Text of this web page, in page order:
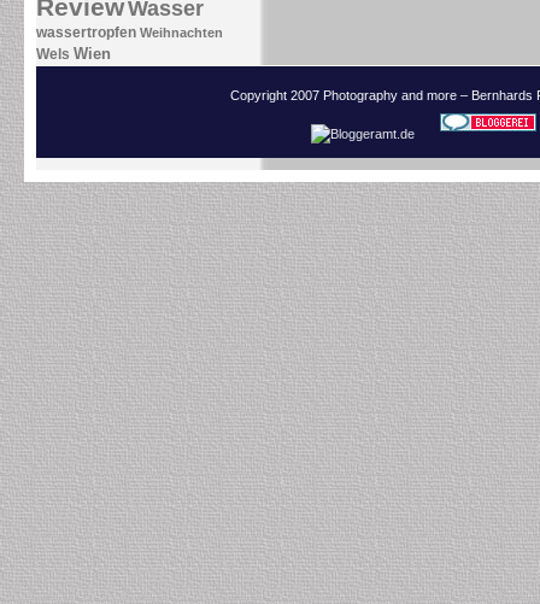
ReviewWasser
wassertropfen Weihnachten
Wels Wien
Copyright 2007 Photography and more –